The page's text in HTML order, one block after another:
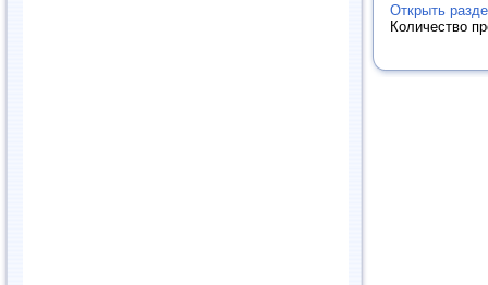
Открыть
Количество